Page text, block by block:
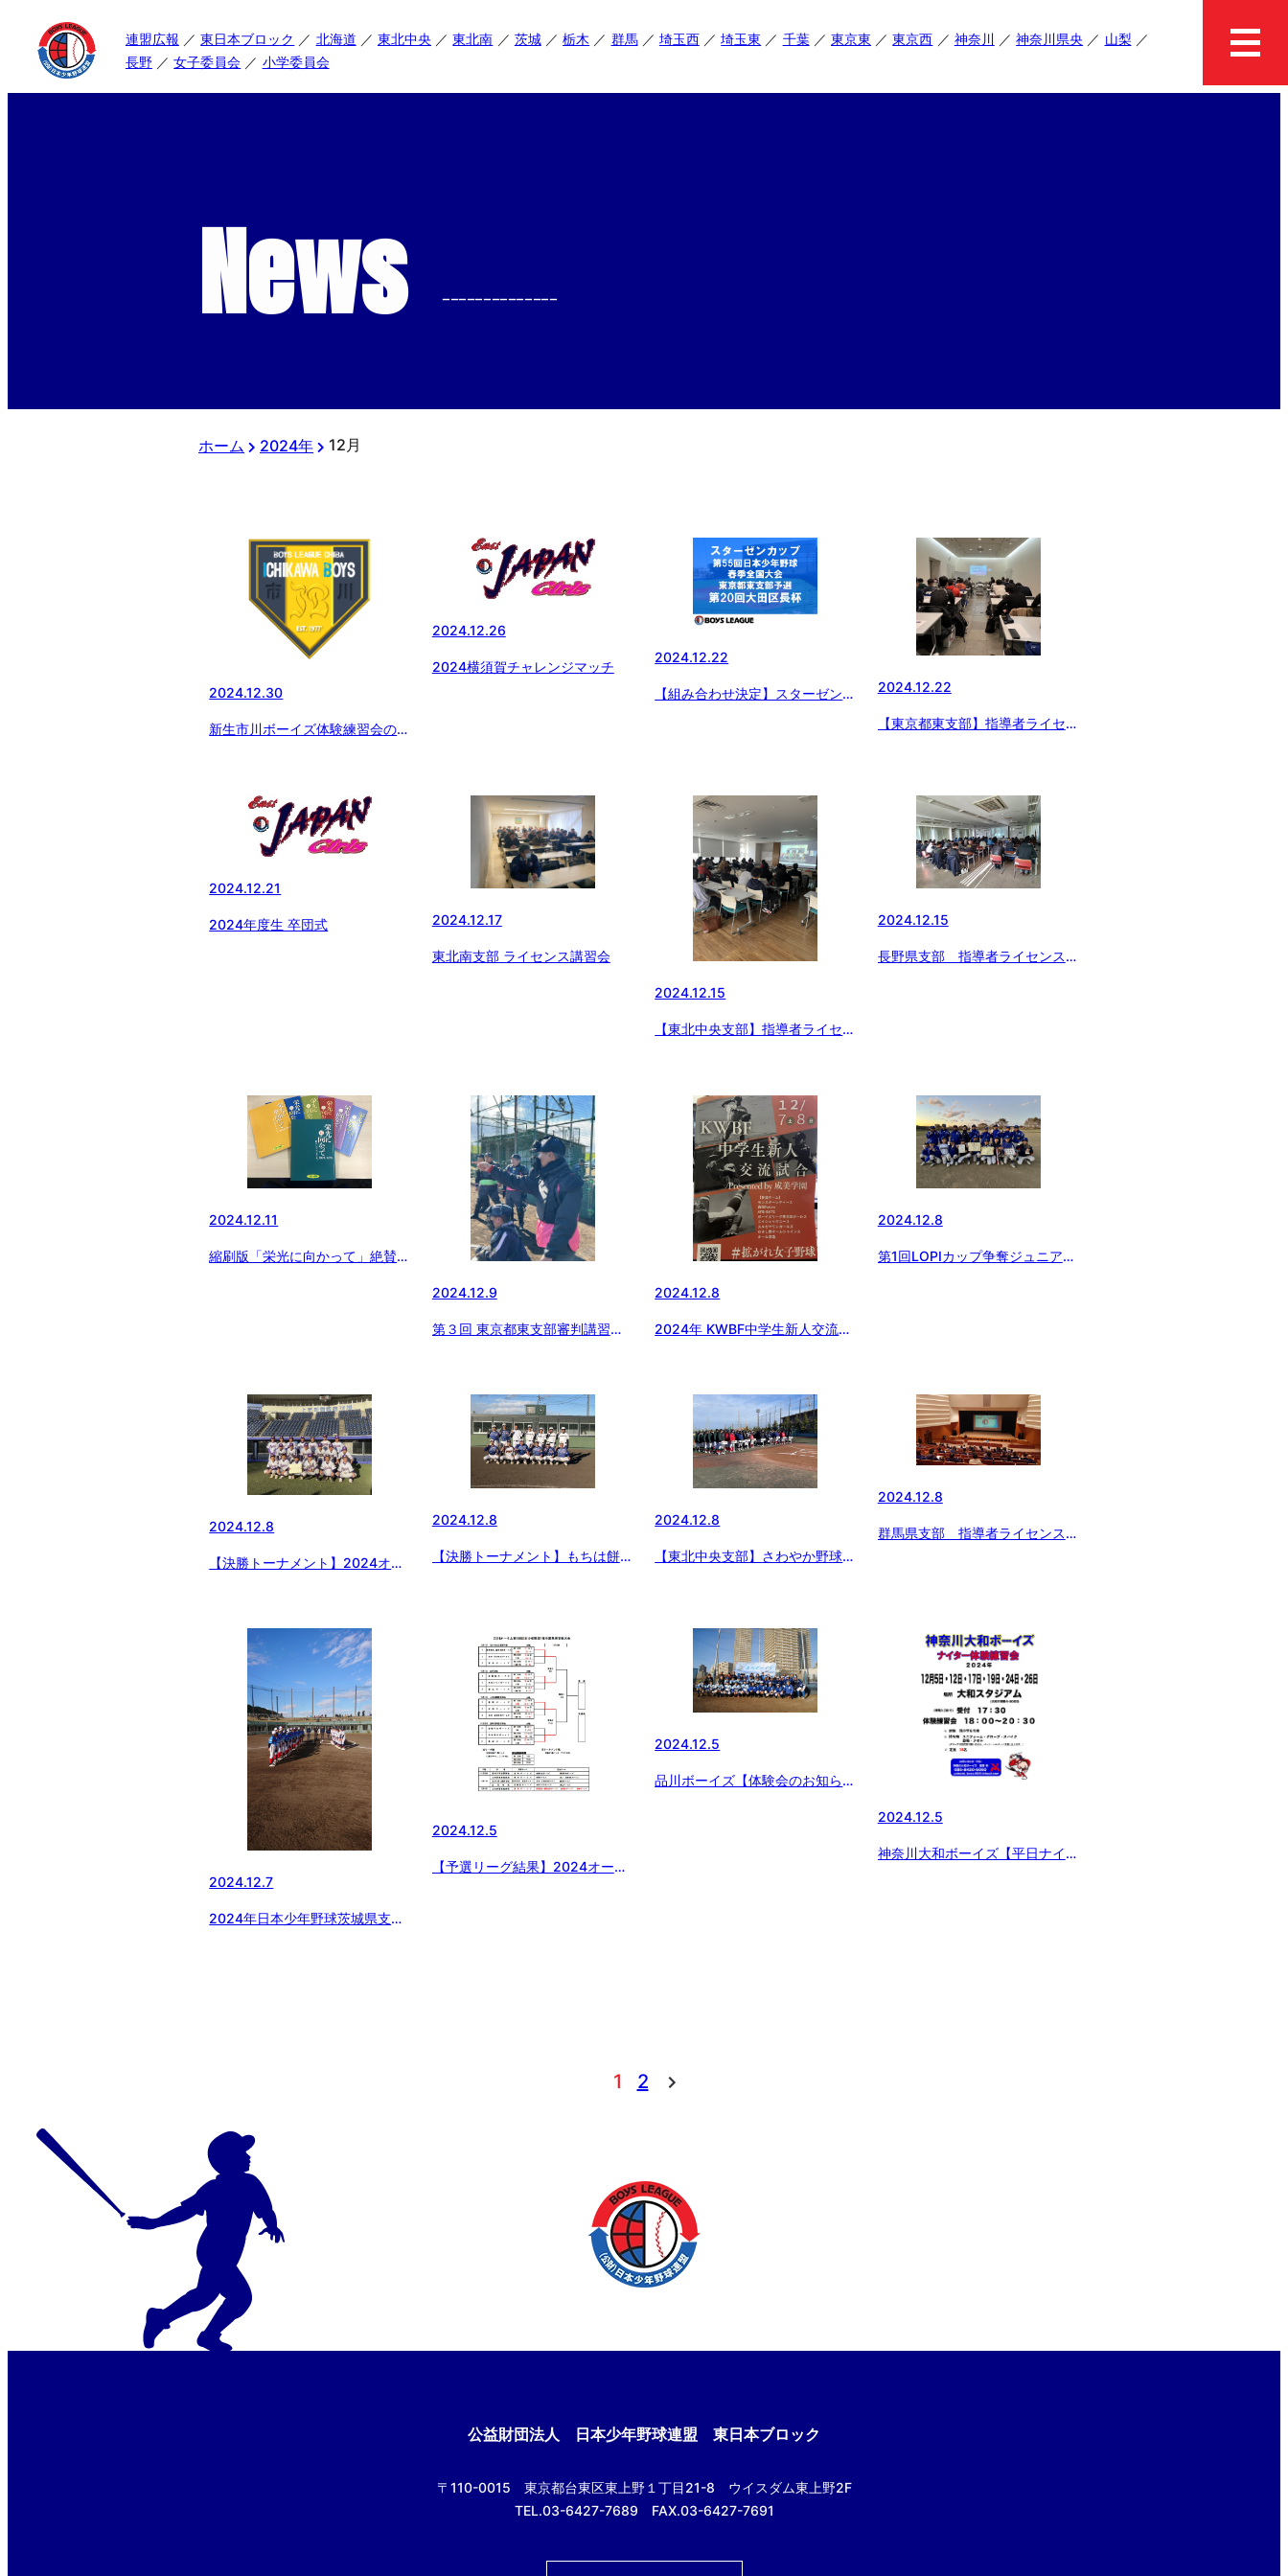
連盟広報 東日本ブロック 北海道 東北中央 東北南 茨城 栃木 群馬 埼玉西 埼玉東 千葉 東京東 東京西 神奈川 神奈川県央
山梨
長野
女子委員会 小学委員会
News --------------
ホーム 2024年 12月
2024.12.30
新生市川ボーイズ体験練習会のお
2024.12.26
2024横須賀チャレンジマッチ
2024.12.22
【組み合わせ決定】スターゼンカ
2024.12.22
【東京都東支部】指導者ライセン
2024.12.21
2024年度生 卒団式 2024.12.17
東北南支部 ライセンス講習会
2024.12.15
【東北中央支部】指導者ライセン
2024.12.15
長野県支部 指導者ライセンス講
2024.12.11
縮刷版「栄光に向かって」絶賛発
2024.12.9
第３回 東京都東⽀部審判講習会
2024.12.8
2024年 KWBF中学生新人交流試
2024.12.8
第1回LOPIカップ争奪ジュニア大
2024.12.8
【決勝トーナメント】2024オー
2024.12.8
【決勝トーナメント】もちは餅屋
2024.12.8
【東北中央支部】さわやか野球教
2024.12.8
群馬県支部 指導者ライセンス講
2024.12.7
2024年日本少年野球茨城県支部
2024.12.5
【予選リーグ結果】2024オータ
2024.12.5
品川ボーイズ【体験会のお知ら
2024.12.5
神奈川大和ボーイズ【平日ナイタ
1 2
公益財団法人 日本少年野球連盟 東日本ブロック
〒110-0015 東京都台東区東上野１丁目21-8 ウイスダム東上野2F
TEL.03-6427-7689 FAX.03-6427-7691